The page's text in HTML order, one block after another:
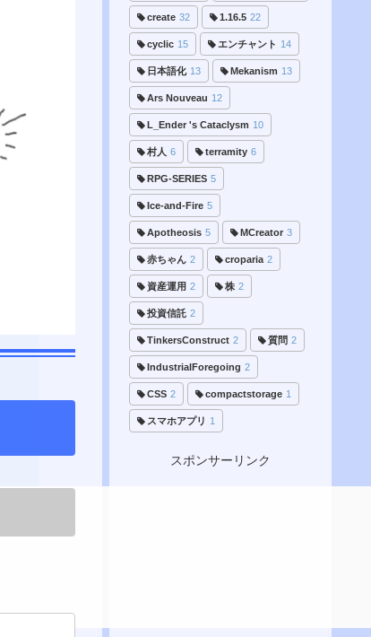
create 32 1.16.5 22
cyclic 15 エンチャント 14
日本語化 13 Mekanism 13
Ars Nouveau 12
L_Ender 's Cataclysm 10
村人 6 terramity 6
RPG-SERIES 5
Ice-and-Fire 5
Apotheosis 5 MCreator 3
赤ちゃん 2 croparia 2
資産運用 2 株 2
投資信託 2
TinkersConstruct 2 質問 2
IndustrialForegoing 2
CSS 2 compactstorage 1
スマホアプリ 1
スポンサーリンク